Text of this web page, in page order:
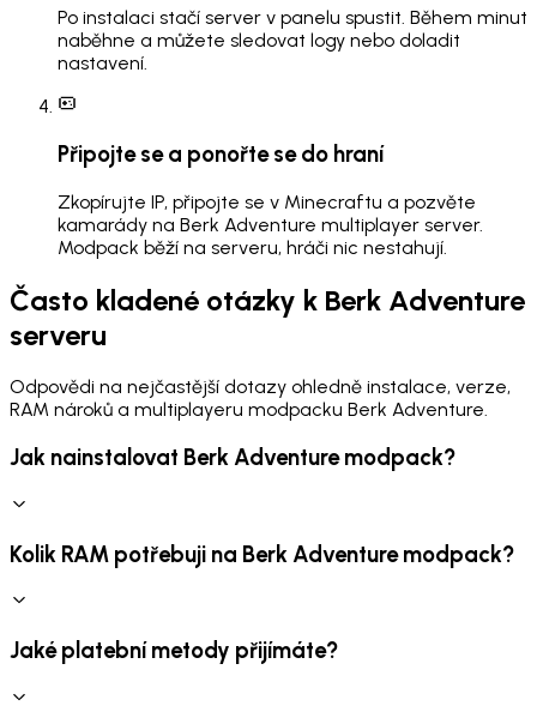
Po instalaci stačí server v panelu spustit. Během minut
naběhne a můžete sledovat logy nebo doladit
nastavení.
Připojte se a ponořte se do hraní
Zkopírujte IP, připojte se v Minecraftu a pozvěte
kamarády na Berk Adventure multiplayer server.
Modpack běží na serveru, hráči nic nestahují.
Často kladené otázky k Berk Adventure
serveru
Odpovědi na nejčastější dotazy ohledně instalace, verze,
RAM nároků a multiplayeru modpacku Berk Adventure.
Jak nainstalovat Berk Adventure modpack?
Kolik RAM potřebuji na Berk Adventure modpack?
Jaké platební metody přijímáte?